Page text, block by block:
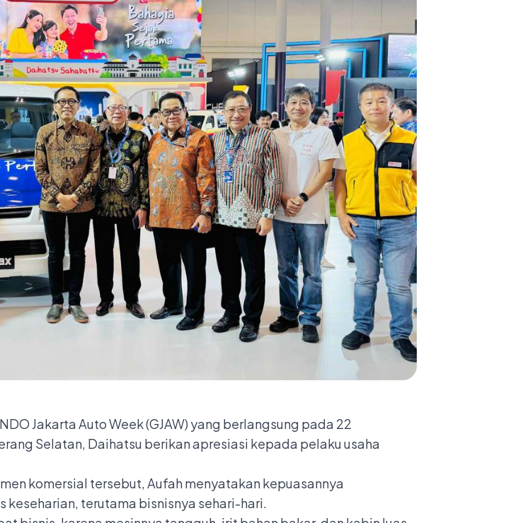
Jakarta Auto Week (GJAW) yang berlangsung pada 22
Selatan, Daihatsu berikan apresiasi kepada pelaku usaha
komersial tersebut, Aufah menyatakan kepuasannya
keseharian, terutama bisnisnya sehari-hari.